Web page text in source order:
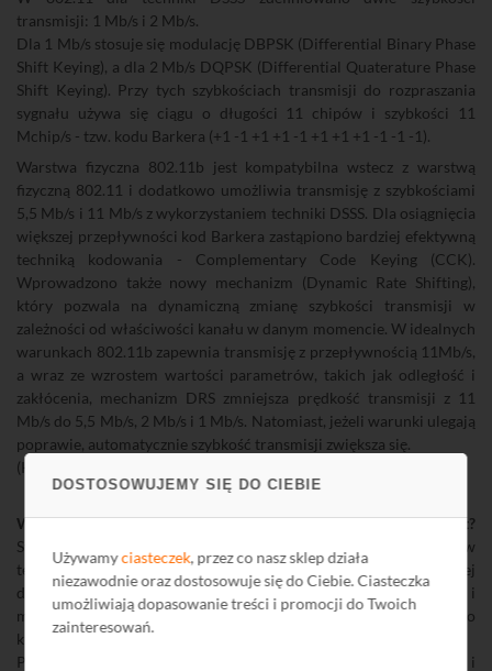
DOSTOSOWUJEMY SIĘ DO CIEBIE
Używamyciasteczek, przez co nasz sklep działa
niezawodnie oraz dostosowuje się do Ciebie. Ciasteczka
umożliwiają dopasowanie treści i promocji do Twoich
zainteresowań.
transmisji: 1 Mb/s i 2 Mb/s.
Dla 1 Mb/s stosuje się modulację DBPSK (Differential Binary Phase
Shift Keying), a dla 2 Mb/s DQPSK (Differential Quaterature Phase
Shift Keying). Przy tych szybkościach transmisji do rozpraszania
sygnału używa się ciągu o długości 11 chipów i szybkości 11
Mchip/s - tzw. kodu Barkera (+1 -1 +1 +1 -1 +1 +1 +1 -1 -1 -1).
Warstwa fizyczna 802.11b jest kompatybilna wstecz z warstwą
fizyczną 802.11 i dodatkowo umożliwia transmisję z szybkościami
5,5 Mb/s i 11 Mb/s z wykorzystaniem techniki DSSS. Dla osiągnięcia
większej przepływności kod Barkera zastąpiono bardziej efektywną
techniką kodowania - Complementary Code Keying (CCK).
Wprowadzono także nowy mechanizm (Dynamic Rate Shifting),
który pozwala na dynamiczną zmianę szybkości transmisji w
zależności od właściwości kanału w danym momencie. W idealnych
warunkach 802.11b zapewnia transmisję z przepływnością 11Mb/s,
a wraz ze wzrostem wartości parametrów, takich jak odległość i
zakłócenia, mechanizm DRS zmniejsza prędkość transmisji z 11
Mb/s do 5,5 Mb/s, 2 Mb/s i 1 Mb/s. Natomiast, jeżeli warunki ulegają
poprawie, automatycznie szybkość transmisji zwiększa się.
(KK)
Wzmacniacze GSM rozszerzeniem oferty instalatora RTV-Sat?
Sygnały bezprzewodowe odgrywają coraz ważniejszą rolę w
telekomunikacji, a problemy z ich jakością stają się coraz bardziej
dotkliwe. Schroniska górskie, biurowce o stalowych konstrukcjach i
metalizowanych szybach, podziemne parkingi i restauracje to tylko
kilka przykładów.
Problemy występują zarówno w miejscach zurbanizowanych, jak i